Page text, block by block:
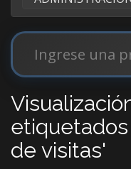
de visitas'